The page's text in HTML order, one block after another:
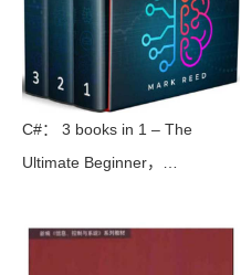
C#： 3 books in 1 – The
Ultimate Beginner，
Guides to Master C#